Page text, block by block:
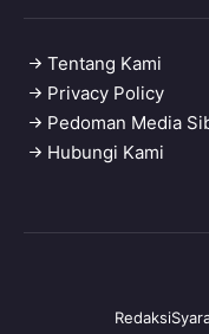
Tentang Kami
Privacy Policy
Pedoman Media
Hubungi Kami
Redaksi